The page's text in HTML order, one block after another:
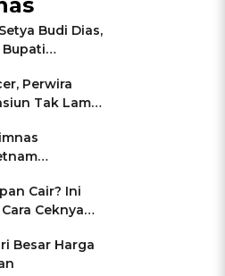
Budi Dias,
Bupati
Perwira
Tak Lama
di Pakansari
Cair? Ini
Ceknya
Besar Harga